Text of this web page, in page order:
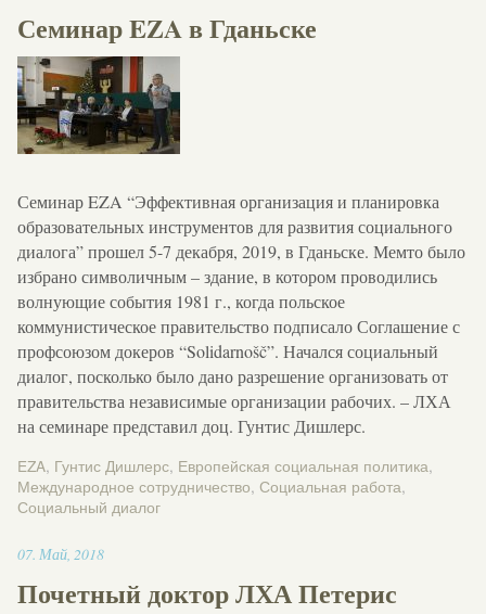
Семинар EZA в Гданьске
Семинар EZA “Эффективная организация и планировка
образовательных инструментов для развития социального
диалога” прошел 5-7 декабря, 2019, в Гданьске. Мемто было
избрано символичным – здание, в котором проводились
волнующие события 1981 г., когда польское
коммунистическое правительство подписало Соглашение с
профсоюзом докеров “Solidarnošč”. Начался социальный
диалог, посколько было дано разрешение организовать от
правительства независимые организации рабочих. – ЛХА
на семинаре представил доц. Гунтис Дишлерс.
EZA, Гунтис Дишлерс, Европейская социальная политика,
Международное сотрудничество, Социальная работа,
Социальный диалог
07. Май, 201814:45
Почетный доктор ЛХА Петерис